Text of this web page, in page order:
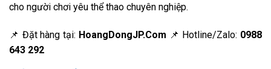
cho người chơi yêu thể thao chuyên nghiệp.
📌 Đặt hàng tại: HoangDongJP.Com 📌 Hotline/Zalo: 0988
643 292